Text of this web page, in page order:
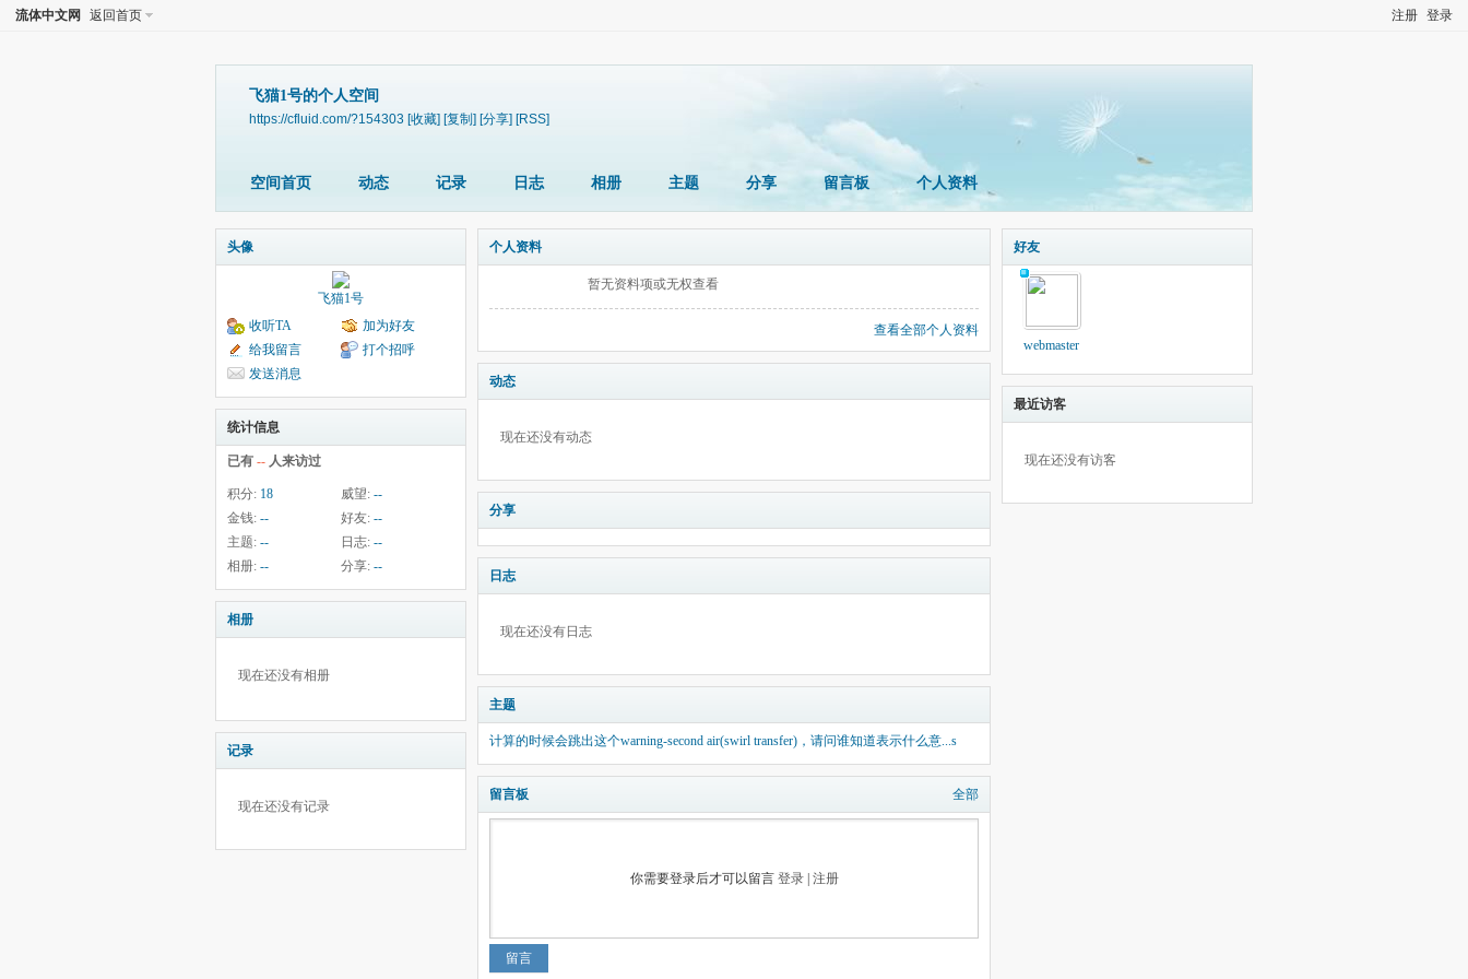
注册 登录
流体中文网 返回首页
飞猫1号的个人空间
https://cfluid.com/?154303 [收藏] [复制] [分享] [RSS]
空间首页 动态 记录 日志 相册 主题 分享 留言板 个人资料
头像
飞猫1号
收听TA
加为好友
给我留言
打个招呼
发送消息
统计信息
已有 -- 人来访过
积分: 18 威望: --
金钱: -- 好友: --
主题: -- 日志: --
相册: -- 分享: --
相册
现在还没有相册
记录
现在还没有记录
个人资料
暂无资料项或无权查看
查看全部个人资料
动态
现在还没有动态
分享
日志
现在还没有日志
主题
计算的时候会跳出这个warning-second air(swirl transfer)，请问谁知道表示什么意...s
留言板 全部
你需要登录后才可以留言 登录| 注册
留言
好友
webmaster
最近访客
现在还没有访客